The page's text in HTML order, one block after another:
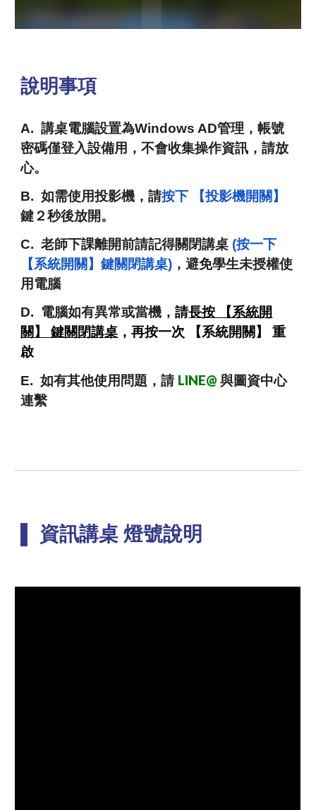
說明事項
A. 講桌電腦設置為Windows AD管理，帳號
密碼僅登入設備用，不會收集操作資訊，請放
心。
B. 如需使用投影機，請按下
【投影機開關】
鍵２秒後放開。
C. 老師下課離開前請記得關閉講桌 (按一下
【系統開關】鍵關閉講桌) ，避免學生未授權使
用電腦
D. 電腦如有異常或當機 ，請長按 【系統開
關】 鍵關閉講桌 ，再按一次 【系統開關】 重
啟
E. 如有其他使用問題，請 LINE@與圖資中心
連繫
資訊講桌燈號說明